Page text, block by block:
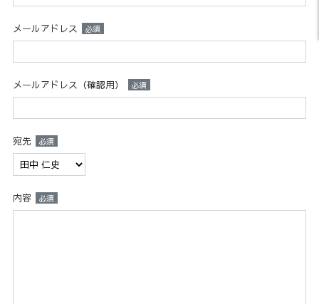
メールアドレス 必須
メールアドレス（確認用） 必須
宛先 必須
内容 必須